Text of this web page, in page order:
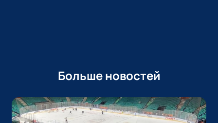
Больше новостей